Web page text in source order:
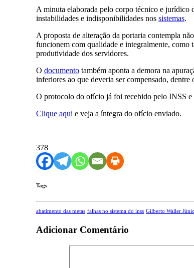
A minuta elaborada pelo corpo técnico e jurídico
instabilidades e indisponibilidades nos sistemas.
A proposta de alteração da portaria contempla
funcionem com qualidade e integralmente, como
produtividade dos servidores.
O documento também aponta a demora na
inferiores ao que deveria ser compensado, dentre
O protocolo do ofício já foi recebido pelo INSS e
Clique aqui e veja a íntegra do ofício enviado.
378
Tags
abatimento das metas falhas no sistema do inss Gilberto Waller
Adicionar Comentário